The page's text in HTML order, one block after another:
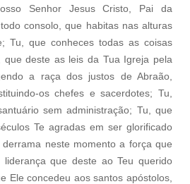
Senhor Jesus Cristo, Pai da
consolo, que habitas nas alturas
Tu, que conheces todas as coisas
que deste as leis da Tua Igreja pela
a raça dos justos de Abraão,
os chefes e sacerdotes; Tu,
sem administração; Tu, que
Te agradas em ser glorificado
neste momento a força que
que deste ao Teu querido
Ele concedeu aos santos apóstolos,